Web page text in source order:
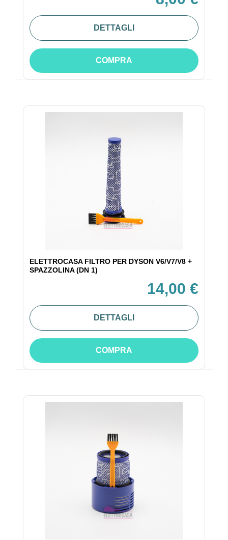
DETTAGLI
COMPRA
ELETTROCASA FILTRO PER DYSON V6/V7/V8 +
SPAZZOLINA (DN 1)
14,00 €
DETTAGLI
COMPRA